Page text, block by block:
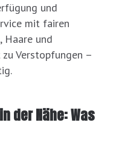
und
mit fairen
Haare und
Verstopfungen –
der Nähe: Was